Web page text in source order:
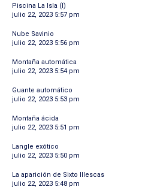
Piscina La Isla (I)
julio 22, 2023 5:57 pm
Nube Savinio
julio 22, 2023 5:56 pm
Montaña automática
julio 22, 2023 5:54 pm
Guante automático
julio 22, 2023 5:53 pm
Montaña ácida
julio 22, 2023 5:51 pm
Langle exótico
julio 22, 2023 5:50 pm
La aparición de Sixto Illescas
julio 22, 2023 5:48 pm